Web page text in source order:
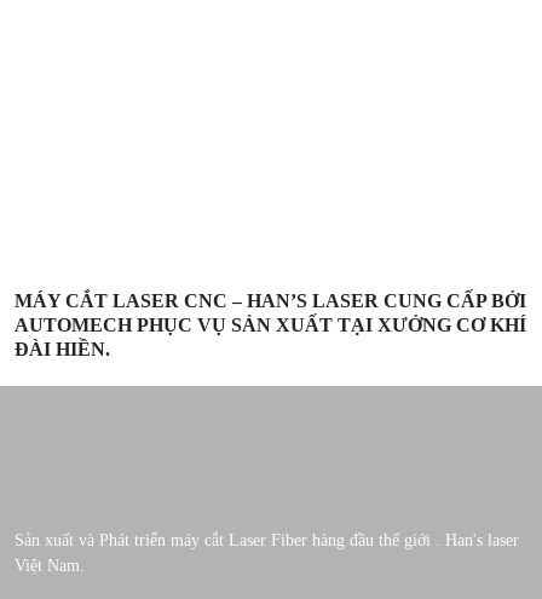
MÁY CẮT LASER CNC – HAN’S LASER CUNG CẤP BỞI
AUTOMECH PHỤC VỤ SẢN XUẤT TẠI XƯỞNG CƠ KHÍ
ĐÀI HIỀN.
Sản xuất và Phát triển máy cắt Laser Fiber hàng đầu thế giới . Han's laser
Việt Nam.